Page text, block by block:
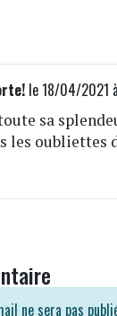
le 18/04/2021
sa
les oubliettes
ne sera pas